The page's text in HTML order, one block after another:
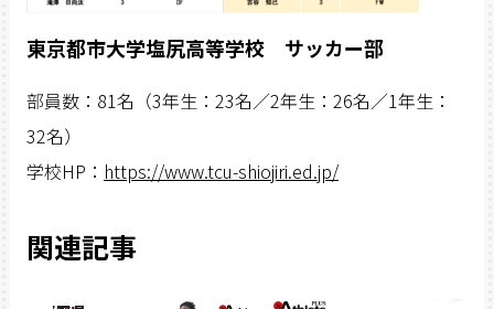
東京都市大学塩尻高等学校 サッカー部
部員数：81名（3年生：23名／2年生：26名／1年生：
32名）
学校HP： https://www.tcu-shiojiri.ed.jp/
関連記事